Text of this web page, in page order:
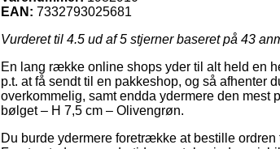
EAN: 7332793025681
Vurderet til 4.5 ud af 5 stjerner baseret på 43
En lang række online shops yder til alt held en
p.t. at få sendt til en pakkeshop, og så afhenter
overkommelig, samt endda ydermere den
bølget – H 7,5 cm – Olivengrøn.
Du burde ydermere foretrække at bestille